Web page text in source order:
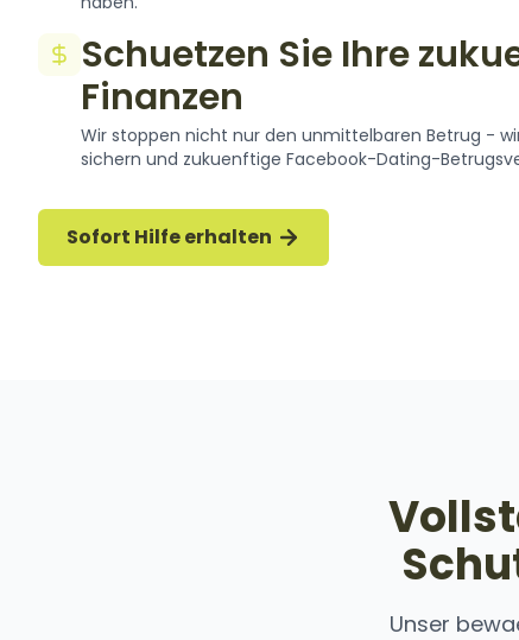
Schuetzen Sie Ihre
Finanzen
Wir stoppen nicht nur den unmittelbaren Betrug -
sichern und zukuenftige Facebook-Dating-
Sofort Hilfe erhalten
Unser